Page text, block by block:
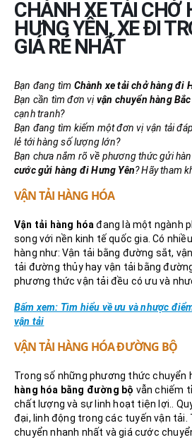
CHÀNH XE TẢI CHỞ
HƯNG YÊN, XE ĐI
GIÁ RẺ NHẤT
Bạn đang tìm Chành xe tải chở hàng đi
Bạn cần tìm đơn vịvận chuyển hàng
cạnh tranh?
Bạn đang tìm kiếm một đơn vị vận tải
lẻ tới hàng số lượng lớn?
Bạn chưa nắm rõ về phương thức gửi
cước gửi hàng đi Hưng Yên? Hãy tham
VẬN TẢI HÀNG HÓA
Vận tải hàng hóa đang là một ngành
song với nền kinh tế quốc gia. Có
hàng như: Vận tải bằng đường sắt,
tải đường thủy hay vận tải bằng
phương thức vận tải đều có ưu và
Bấm xem: Tìm hiểu về ưu và nhược
vận tải
VẬN TẢI HÀNG HÓA ĐƯỜNG BỘ
Trong số những phương thức chuyển
hàng hóa bằng đường bộ vẫn chiếm
chất lượng và sự linh hoạt tiện lợi..
đại, linh động trong các tuyến vận tải.
chuyển nhanh nhất và giá cước